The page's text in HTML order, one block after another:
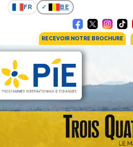
FR BE
RECEVOIR NOTRE BROCHURE